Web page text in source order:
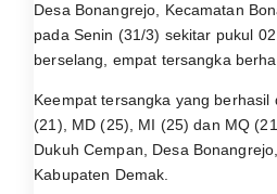
Desa Bonangrejo, Kecamatan
pada Senin (31/3) sekitar pukul
berselang, empat tersangka
Keempat tersangka yang berhasil
(21), MD (25), MI (25) dan MQ
Dukuh Cempan, Desa
Kabupaten Demak.